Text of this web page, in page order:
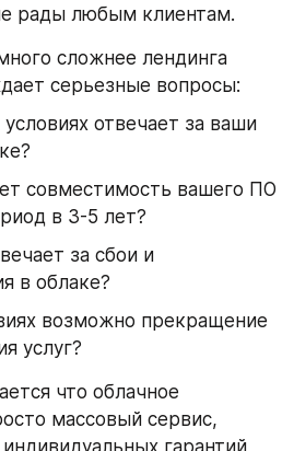
рады любым клиентам.
сложнее лендинга
серьезные вопросы:
условиях отвечает за ваши
совместимость вашего ПО
в 3-5 лет?
за сбои и
в облаке?
возможно прекращение
услуг?
что облачное
массовый сервис,